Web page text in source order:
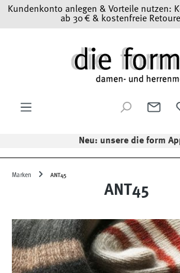
Zum Hauptinhalt springen
Kundenkonto anlegen & Vorteile nutzen:
ab 30 € & kostenfreie
Neu: unsere die form
Marken ANT45
ANT45